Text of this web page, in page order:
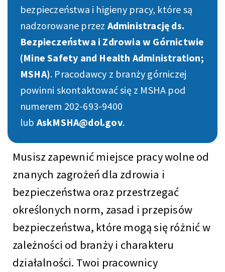
Musisz zapewnić miejsce pracy wolne od
znanych zagrożeń dla zdrowia i
bezpieczeństwa oraz przestrzegać
określonych norm, zasad i przepisów
bezpieczeństwa, które mogą się różnić w
zależności od branży i charakteru
działalności. Twoi pracownicy
bezpieczeństwa i higieny pracy, które są
nadzorowane przez Administrację ds.
Bezpieczeństwa i Zdrowia w Górnictwie
(Mine Safety and Health Administration;
MSHA). Pracodawcy z branży górniczej
powinni skontaktować się z MSHA pod
numerem 202-693-9400
lub AskMSHA@dol.gov.